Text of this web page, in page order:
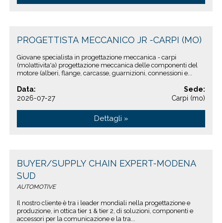
PROGETTISTA MECCANICO JR -CARPI (MO)
Giovane specialista in progettazione meccanica - carpi
(mo)attivita'a) progettazione meccanica delle componenti del
motore (alberi, flange, carcasse, guarnizioni, connessioni e...
Data:
2026-07-27
Sede:
Carpi (mo)
Dettagli »
BUYER/SUPPLY CHAIN EXPERT-MODENA
SUD
AUTOMOTIVE
Il nostro cliente è tra i leader mondiali nella progettazione e
produzione, in ottica tier 1 & tier 2, di soluzioni, componenti e
accessori per la comunicazione e la tra...